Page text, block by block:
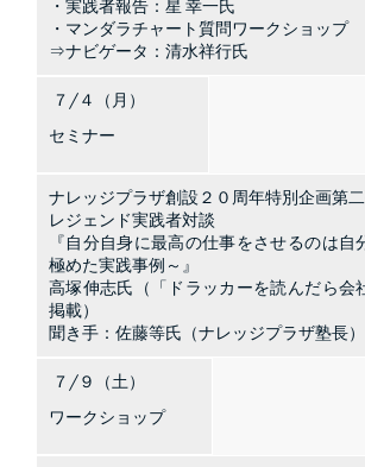
・実践者報告：星 幸一氏
・マンダラチャート質問ワークショップ
⇒ナビゲータ：清水祥行氏
７/４（月）
セミナー
ナレッジプラザ創設２０周年特別企画第
レジェンド実践者対談
『自分自身に最高の仕事をさせるのは
極めた実践事例～』
高塚伸志氏（「ドラッカーを読んだら会
掲載）
聞き手：佐藤等氏（ナレッジプラザ塾長）
７/９（土）
ワークショップ